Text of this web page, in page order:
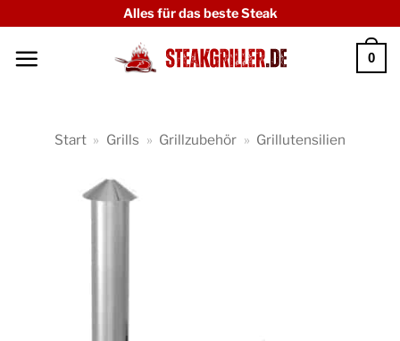
springen
Alles für das beste Steak
0
Start » Grills » Grillzubehör » Grillutensilien